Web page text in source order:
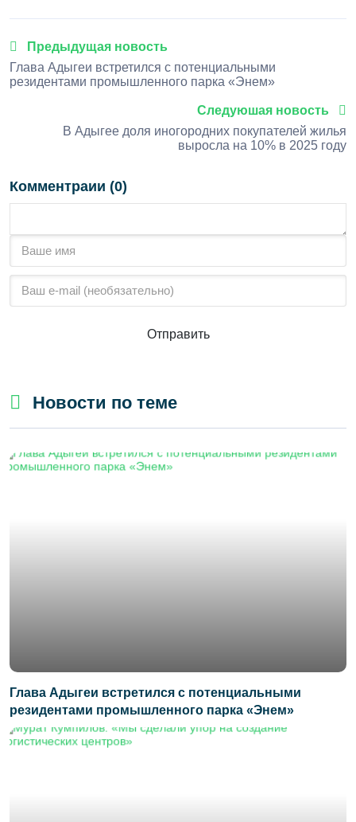
Предыдущая новость
Глава Адыгеи встретился с потенциальными
резидентами промышленного парка «Энем»
Следуюшая новость
В Адыгее доля иногородних покупателей жилья
выросла на 10% в 2025 году
Комментраии (0)
Отправить
Новости по теме
Глава Адыгеи встретился с потенциальными
резидентами промышленного парка «Энем»